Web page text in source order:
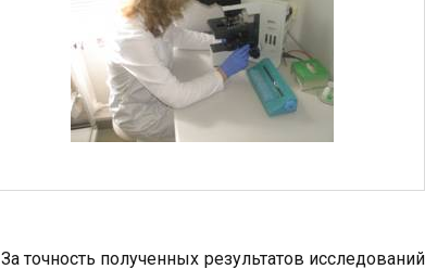
За точность полученных результатов